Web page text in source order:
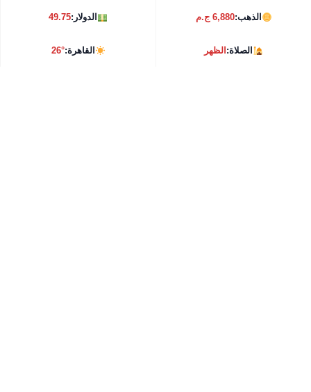
الذهب:6,880 ج.م الدولار:49.75
الصلاة:الظهر القاهرة:26°